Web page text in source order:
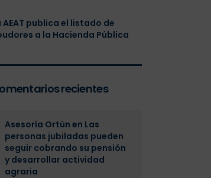
AEAT publica el listado de
a la Hacienda Pública
recientes
Asesoría Ortún en Las
personas jubiladas pueden
seguir cobrando su pensión
y desarrollar actividad
agraria